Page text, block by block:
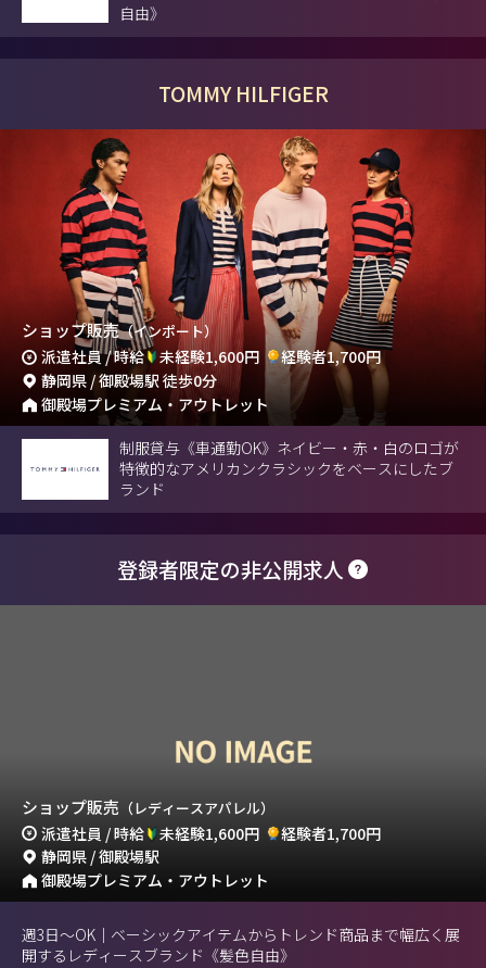
自由》
TOMMY HILFIGER
ショップ販売（インポート）
派遣社員 / 時給 未経験1,600円
経験者1,700円
静岡県 / 御殿場駅 徒歩0分
御殿場プレミアム・アウトレット
制服貸与《車通勤OK》ネイビー・赤・白のロゴが
特徴的なアメリカンクラシックをベースにしたブ
ランド
登録者限定の非公開求人
ショップ販売 （レディースアパレル）
派遣社員 / 時給 未経験1,600円
経験者1,700円
静岡県 / 御殿場駅
御殿場プレミアム・アウトレット
週3日〜OK｜ベーシックアイテムからトレンド商品まで幅広く展
開するレディースブランド《髪色自由》